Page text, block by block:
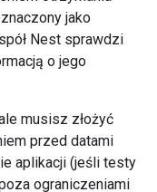
jako
Nest sprawdzi
o jego
musisz złożyć
przed datami
aplikacji (jeśli testy
ograniczeniami